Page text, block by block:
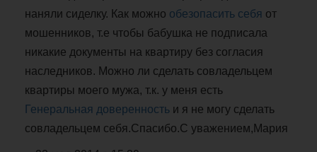
наняли сиделку. Как можно обезопасить себя от
мошенников, т.е чтобы бабушка не подписала
никакие документы на квартиру без согласия
наследников. Можно ли сделать совладельцем
квартиры моего мужа, т.к. у меня есть
Генеральная доверенность и я не могу сделать
совладельцем себя.Спасибо.С уважением,Мария